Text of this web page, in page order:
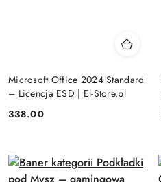
Microsoft Office 2024 Standard
– Licencja ESD | El-Store.pl
Cena:
338.00